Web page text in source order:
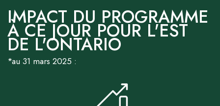
IMPACT DU PROGRAMME
À CE JOUR POUR L'EST
DE L'ONTARIO
*au 31 mars 2025 :